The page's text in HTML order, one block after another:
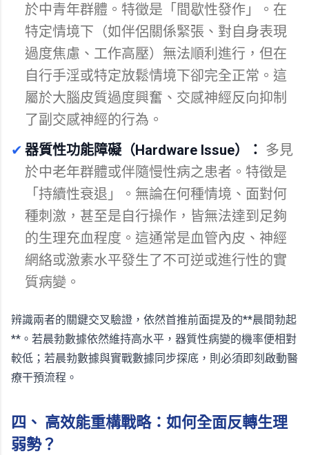
於中青年群體。特徵是「間歇性發作」。在
特定情境下（如伴侶關係緊張、對自身表現
過度焦慮、工作高壓）無法順利進行，但在
自行手淫或特定放鬆情境下卻完全正常。這
屬於大腦皮質過度興奮、交感神經反向抑制
了副交感神經的行為。
✔ 器質性功能障礙（Hardware Issue）： 多見
於中老年群體或伴隨慢性病之患者。特徵是
「持續性衰退」。無論在何種情境、面對何
種刺激，甚至是自行操作，皆無法達到足夠
的生理充血程度。這通常是血管內皮、神經
網絡或激素水平發生了不可逆或進行性的實
質病變。
辨識兩者的關鍵交叉驗證，依然首推前面提及的**晨間勃起
**。若晨勃數據依然維持高水平，器質性病變的機率便相對
較低；若晨勃數據與實戰數據同步探底，則必須即刻啟動醫
療干預流程。
四、 高效能重構戰略：如何全面反轉生理
弱勢？